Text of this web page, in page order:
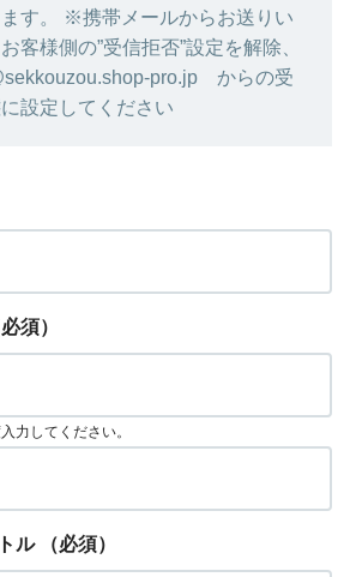
す。 ※携帯メールからお送りい
客様側の”受信拒否”設定を解除、
pro.jp からの受
設定してください
必須）
力してください。
ル （必須）